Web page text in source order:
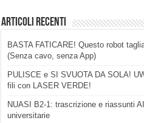
Articoli Recenti
BASTA FATICARE! Questo robot
(Senza cavo, senza App)
PULISCE e SI SVUOTA DA SOLA!
fili con LASER VERDE!
NUASI B2-1: trascrizione e riassunti
universitarie